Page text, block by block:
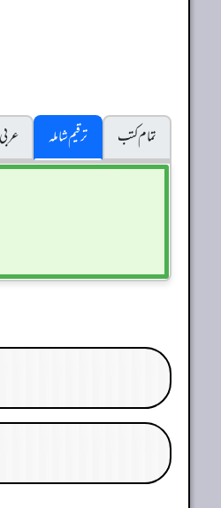
تمام کتب
ترقیم شاملہ عربی